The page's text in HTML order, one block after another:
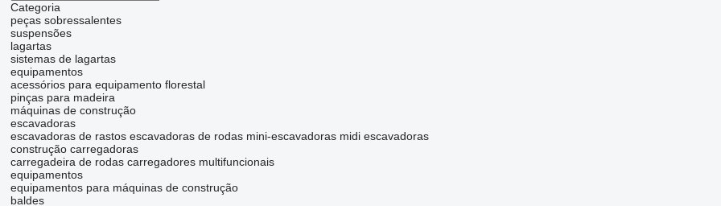
Categoria
peças sobressalentes
suspensões
lagartas
sistemas de lagartas
equipamentos
acessórios para equipamento florestal
pinças para madeira
máquinas de construção
escavadoras
escavadoras de rastos escavadoras de rodas mini-escavadoras midi escavadoras
construção carregadoras
carregadeira de rodas carregadores multifuncionais
equipamentos
equipamentos para máquinas de construção
baldes